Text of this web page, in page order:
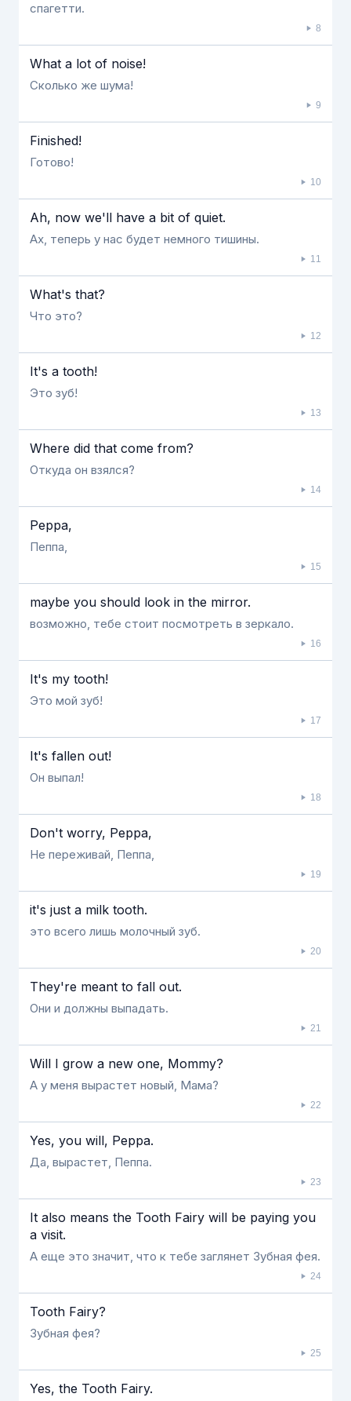
спагетти.
8
What a lot of noise!
Сколько же шума!
9
Finished!
Готово!
10
Ah, now we'll have a bit of quiet.
Ах, теперь у нас будет немного тишины.
11
What's that?
Что это?
12
It's a tooth!
Это зуб!
13
Where did that come from?
Откуда он взялся?
14
Peppa,
Пеппа,
15
maybe you should look in the mirror.
возможно, тебе стоит посмотреть в зеркало.
16
It's my tooth!
Это мой зуб!
17
It's fallen out!
Он выпал!
18
Don't worry, Peppa,
Не переживай, Пеппа,
19
it's just a milk tooth.
это всего лишь молочный зуб.
20
They're meant to fall out.
Они и должны выпадать.
21
Will I grow a new one, Mommy?
А у меня вырастет новый, Мама?
22
Yes, you will, Peppa.
Да, вырастет, Пеппа.
23
It also means the Tooth Fairy will be paying you
a visit.
А еще это значит, что к тебе заглянет Зубная фея.
24
Tooth Fairy?
Зубная фея?
25
Yes, the Tooth Fairy.